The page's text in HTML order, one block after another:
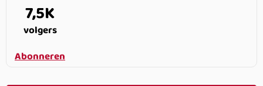
7,5K
volgers
Abonneren